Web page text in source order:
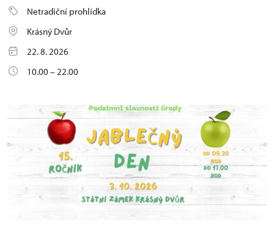
Netradiční prohlídka
Krásný Dvůr
22. 8. 2026
10.00 – 22.00